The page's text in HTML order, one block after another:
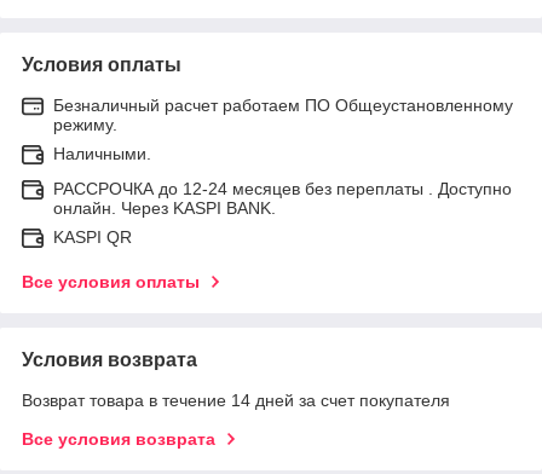
Условия оплаты
Безналичный расчет работаем ПО Общеустановленному
режиму.
Наличными.
РАССРОЧКА до 12-24 месяцев без переплаты . Доступно
онлайн. Через KASPI BANK.
KASPI QR
Все условия оплаты
Условия возврата
Возврат товара в течение 14 дней за счет покупателя
Все условия возврата